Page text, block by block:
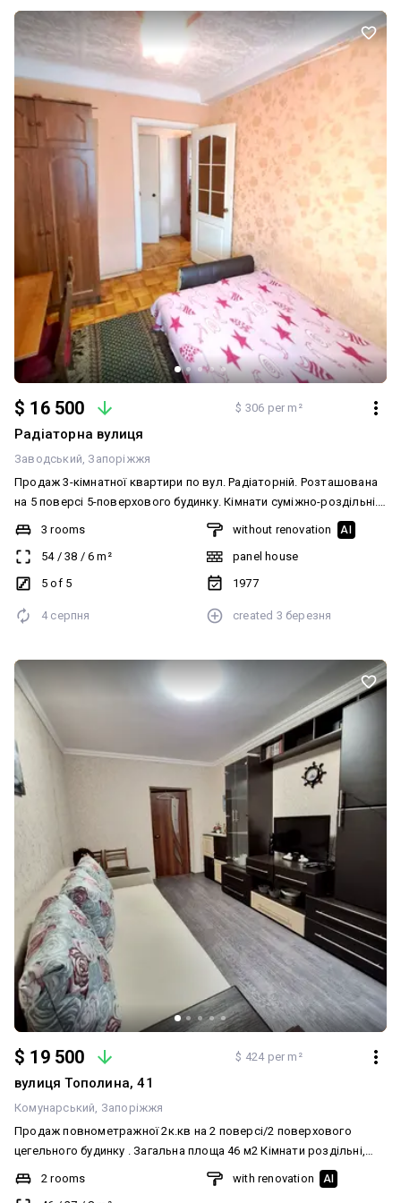
$ 16 500 $ 306 per m²
Радіаторна вулиця
Заводський Запоріжжя
Продаж 3-кімнатної квартири по вул. Радіаторній. Розташована
на 5 поверсі 5-поверхового будинку. Кімнати суміжно-роздільні.
Санвузол роздільний. Балкон засклений. Будинок під
керуванням ОСББ. Телефонуйте! Домовимось про перегляд
3 rooms
54/ 38 / 6 m²
5 of 5
without renovation AI
panel house
1977
4 серпня created 3 березня
$ 19 500 $ 424 per m²
вулиця Тополина, 41
Комунарський Запоріжжя
Продаж повнометражної 2к.кв на 2 поверсі/2 поверхового
цегельного будинку . Загальна площа 46 м2 Кімнати роздільні,
14,5 та 14 м2 Кухня 8 м2 Висока стеля 3 м С/ в з душовою кабіною
2 rooms
with renovation AI